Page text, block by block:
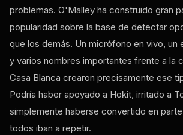
problemas. O'Malley ha construido gran
popularidad sobre la base de detectar
que los demás. Un micrófono en vivo, un
y varios nombres importantes frente a la
Casa Blanca crearon precisamente ese
Podría haber apoyado a Hokit, irritado a
simplemente haberse convertido en
todos iban a repetir.